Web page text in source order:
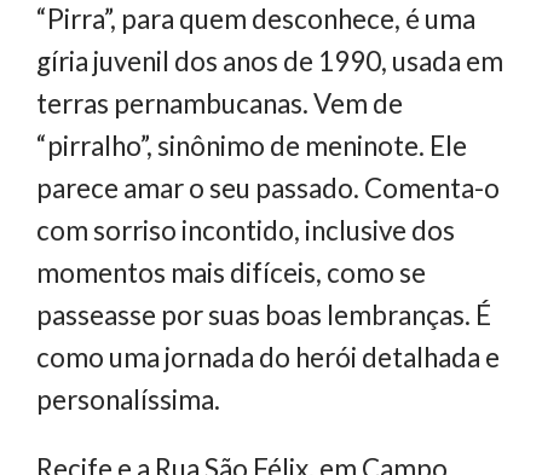
“Pirra”, para quem desconhece, é uma
gíria juvenil dos anos de 1990, usada em
terras pernambucanas. Vem de
“pirralho”, sinônimo de meninote. Ele
parece amar o seu passado. Comenta-o
com sorriso incontido, inclusive dos
momentos mais difíceis, como se
passeasse por suas boas lembranças. É
como uma jornada do herói detalhada e
personalíssima.
Recife e a Rua São Félix, em Campo